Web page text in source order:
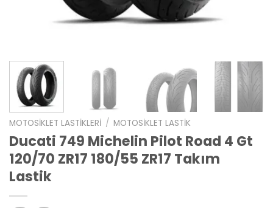
MOTOSIKLET LASTIKLERI / MOTOSIKLET LASTIK
Ducati 749 Michelin Pilot Road 4 Gt
120/70 ZR17 180/55 ZR17 Takım
Lastik